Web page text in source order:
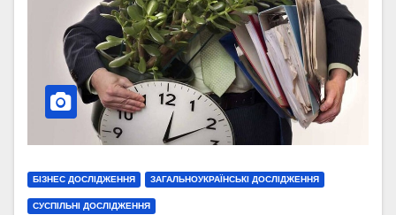
БІЗНЕС ДОСЛІДЖЕННЯ ЗАГАЛЬНОУКРАЇНСЬКІ ДОСЛІДЖЕННЯ
СУСПІЛЬНІ ДОСЛІДЖЕННЯ